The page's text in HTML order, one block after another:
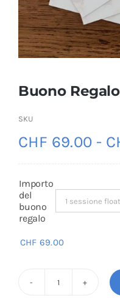
Buono
SKU
CHF 69.00 -
Importo
del
buono
regalo
CHF 69.00